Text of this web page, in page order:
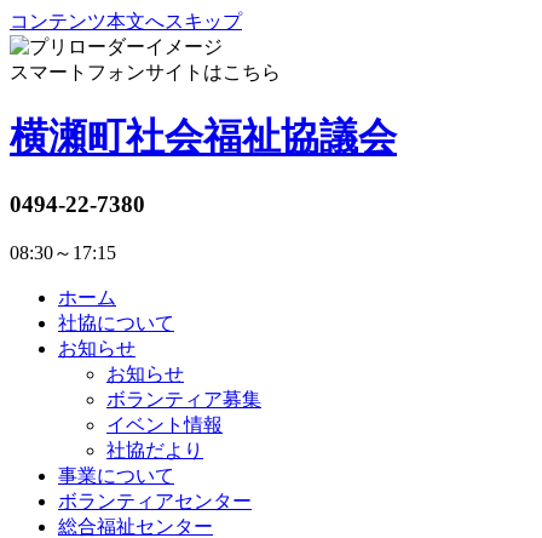
コンテンツ本文へスキップ
スマートフォンサイトはこちら
横瀬町社会福祉協議会
0494-22-7380
08:30～17:15
ホーム
社協について
お知らせ
お知らせ
ボランティア募集
イベント情報
社協だより
事業について
ボランティアセンター
総合福祉センター